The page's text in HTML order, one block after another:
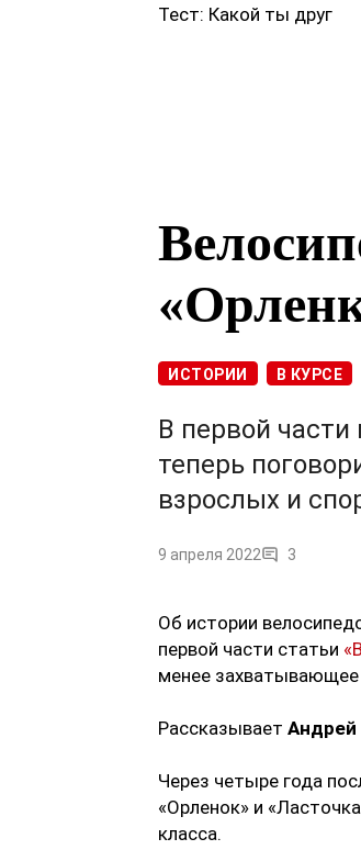
Тест: Какой ты друг
ИСТОРИИ В КУРСЕ
В первой части
теперь
взрослых и
9 апреля 2022 3
Об истории
первой части статьи
менее захватывающее
Рассказывает
Через четыре года
«Орленок» и
класса.